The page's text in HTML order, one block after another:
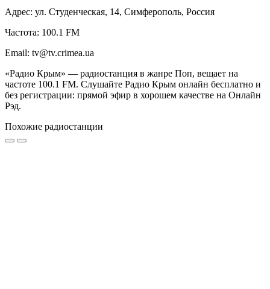
Адрес: ул. Студенческая, 14, Симферополь, Россия
Частота: 100.1 FM
Email: tv@tv.crimea.ua
«Радио Крым» — радиостанция в жанре Поп, вещает на
частоте 100.1 FM. Слушайте Радио Крым онлайн бесплатно и
без регистрации: прямой эфир в хорошем качестве на Онлайн
Рэд.
Похожие радиостанции